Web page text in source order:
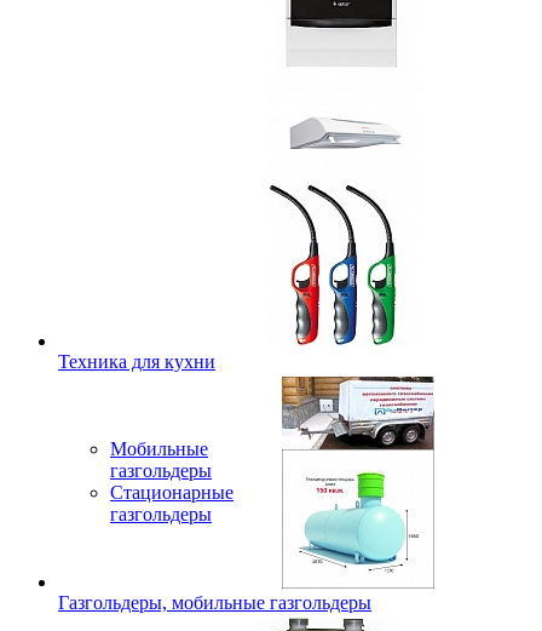
Техника для кухни
Мобильные
газгольдеры
Стационарные
газгольдеры
Газгольдеры, мобильные газгольдеры